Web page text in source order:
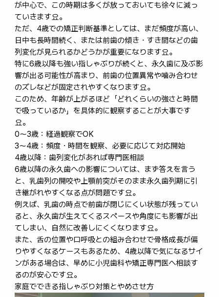
が中心で、この時期は多くが放っておいても徐々に減っ
ていきます요。
ただ、4歳での矯正判断基準としては、まだ頻度が高い、
日中も長時間続く、または前歯の傾き・すき間などの歯
列変化が見られるかどうかが重要になります요。
特に6歳以降も強い指しゃぶりが続くと、永久歯に及ぶ影
響が出る可能性が高まり、前歯の位置異常や噛み合わせ
のズレなどが固定されやすくなります요。
このため、年齢が上がるほど「どれくらいの強さと時間
で吸っているか」を具体的に観察することが大事です
요。
0〜3歳：経過観察でOK
3〜4歳：頻度・時間を観察、必要に応じて対応開始
4歳以降：歯列変化があれば専門医相談
6歳以降の永久歯への影響については、まず答えを言う
と、乳歯列の開咬や上顎前突がそのまま永久歯列期に引
き継がれやすくなる点が問題です요。
例えば、乳歯の時点で前歯が閉じにくい状態が残ってい
ると、永久歯が生えてくるスペースや角度にも影響が出
てしまい、自然に改善しにくくなります요。
また、舌の位置や口呼吸との組み合わせで骨格成長が偏
りやすくなるケースもあるため、4歳以降で気になるサイ
ンがある場合は、早めに小児歯科や矯正専門医へ相談す
るのが安心です요。
家庭でできる指しゃぶり対策とやめさせ方